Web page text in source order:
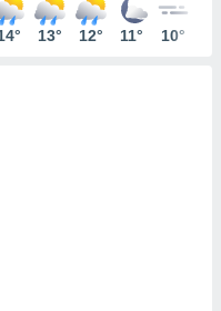
13° 12° 11° 10°